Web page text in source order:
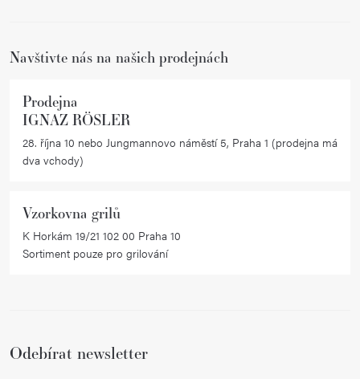
Navštivte nás na našich prodejnách
Prodejna
IGNAZ RÖSLER
28. října 10 nebo Jungmannovo náměstí 5, Praha 1 (prodejna má
dva vchody)
Vzorkovna grilů
K Horkám 19/21 102 00 Praha 10
Sortiment pouze pro grilování
Odebírat newsletter